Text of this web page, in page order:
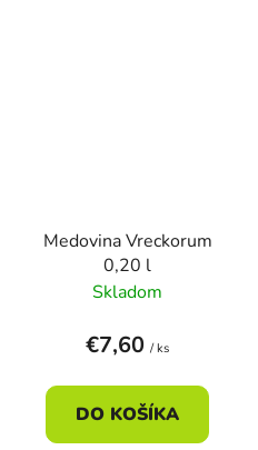
Medovina Vreckorum
0,20 l
Skladom
€7,60 / ks
DO KOŠÍKA